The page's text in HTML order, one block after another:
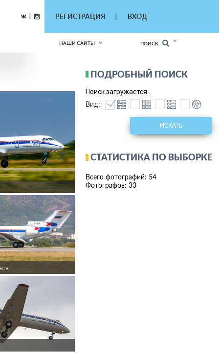
РЕГИСТРАЦИЯ ВХОД
НАШИ САЙТЫ ПОИСК
ПОДРОБНЫЙ ПОИСК
Поиск загружается...
Вид:
ИСКАТЬ
СТАТИСТИКА ПО ВЫБОРКЕ
Всего фотографий: 54
Фотографов: 33